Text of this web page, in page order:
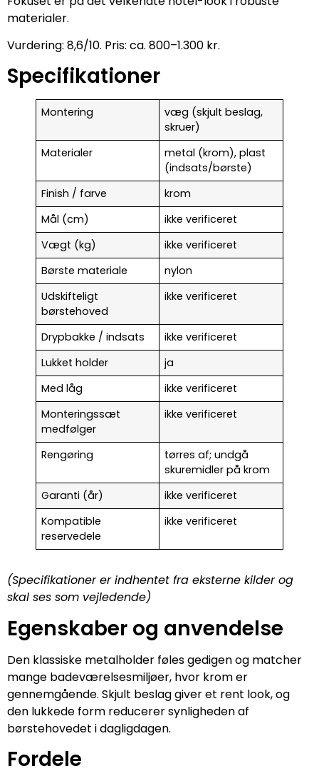
materialer.
Vurdering: 8,6/10. Pris: ca. 800–1.300 kr.
Specifikationer
Montering
væg (skjult beslag,
skruer)
Materialer
metal (krom), plast
(indsats/børste)
Finish / farve
krom
Mål (cm)
ikke verificeret
Vægt (kg)
ikke verificeret
Børste materiale
nylon
Udskifteligt
børstehoved
ikke verificeret
Drypbakke / indsats
ikke verificeret
Lukket holder
ja
Med låg
ikke verificeret
Monteringssæt
medfølger
ikke verificeret
Rengøring
tørres af; undgå
skuremidler på krom
Garanti (år)
ikke verificeret
Kompatible
reservedele
ikke verificeret
(Specifikationer er indhentet fra eksterne kilder og
skal ses som vejledende)
Egenskaber og anvendelse
Den klassiske metalholder føles gedigen og matcher
mange badeværelsesmiljøer, hvor krom er
gennemgående. Skjult beslag giver et rent look, og
den lukkede form reducerer synligheden af
børstehovedet i dagligdagen.
Fordele